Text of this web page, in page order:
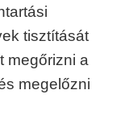
tisztítását
megőrizni a
megelőzni